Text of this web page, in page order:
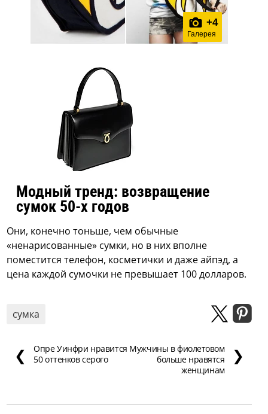
+4
Галерея
Модный тренд: возвращение
сумок 50-х годов
Они, конечно тоньше, чем обычные
«ненарисованные» сумки, но в них вполне
поместится телефон, косметички и даже айпэд, а
цена каждой сумочки не превышает 100 долларов.
сумка
❮
Опре Уинфри нравится
50 оттенков серого
Мужчины в фиолетовом
больше нравятся
женщинам
❯